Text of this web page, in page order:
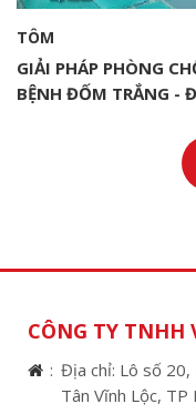
TÔM
GIẢI PHÁP PHÒNG
BỆNH ĐỐM TRẮNG -
CÔNG TY TNHH
Địa chỉ: Lô số 20,
Tân Vĩnh Lộc, TP